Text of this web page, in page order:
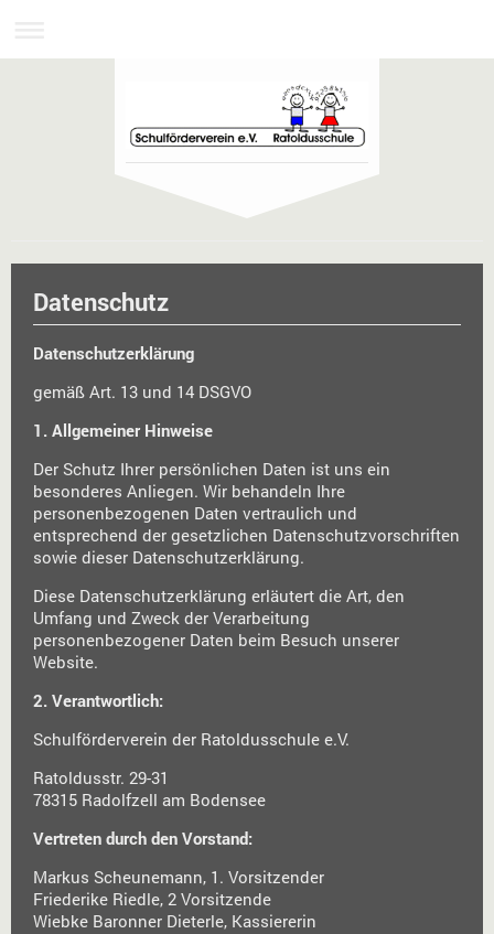
Datenschutz
Datenschutzerklärung
gemäß Art. 13 und 14 DSGVO
1. Allgemeiner Hinweise
Der Schutz Ihrer persönlichen Daten ist uns ein
besonderes Anliegen. Wir behandeln Ihre
personenbezogenen Daten vertraulich und
entsprechend der gesetzlichen Datenschutzvorschriften
sowie dieser Datenschutzerklärung.
Diese Datenschutzerklärung erläutert die Art, den
Umfang und Zweck der Verarbeitung
personenbezogener Daten beim Besuch unserer
Website.
2. Verantwortlich:
Schulförderverein der Ratoldusschule e.V.
Ratoldusstr. 29-31
78315 Radolfzell am Bodensee
Vertreten durch den Vorstand:
Markus Scheunemann, 1. Vorsitzender
Friederike Riedle, 2 Vorsitzende
Wiebke Baronner Dieterle, Kassiererin